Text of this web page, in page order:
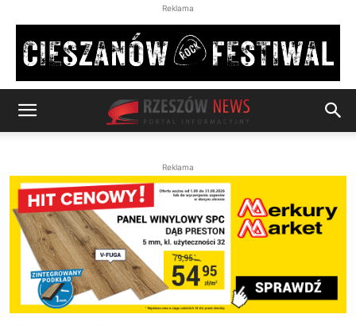
Reklama
Reklama